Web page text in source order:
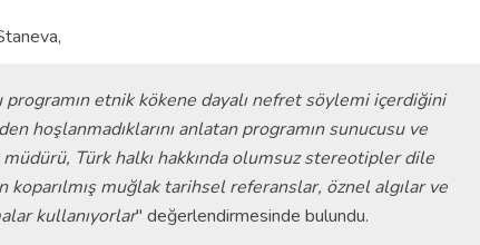
programın etnik kökene dayalı nefret söylemi içerdiğini
hoşlanmadıklarını anlatan programın sunucusu ve
Türk halkı hakkında olumsuz stereotipler dile
koparılmış muğlak tarihsel referanslar, öznel algılar ve
kullanıyorlar" değerlendirmesinde bulundu.